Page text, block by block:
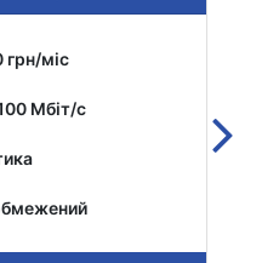
грн/міс
Мбіт/c